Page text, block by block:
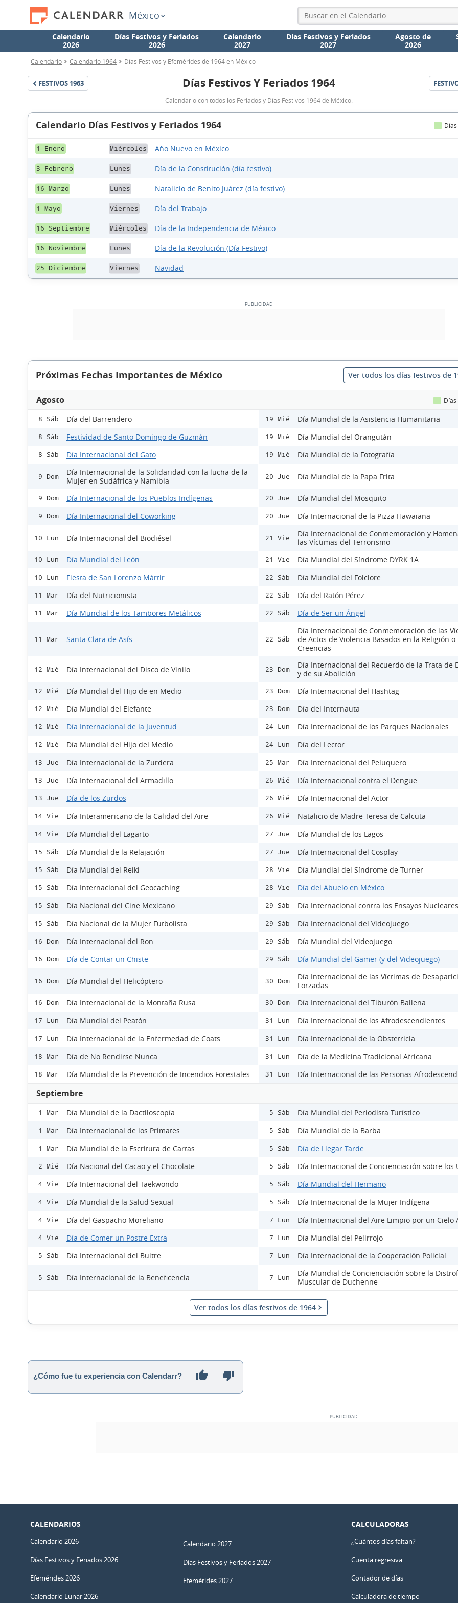
México
Calendario
2026
Días Festivos y Feriados
2026
Calendario
2027
Días Festivos y Feriados
2027
Agosto de
2026
Calendario Calendario 1964 Días Festivos y Efemérides de 1964 en México
FESTIVOS 1963
Días
Festivos
1964
Días Festivos Y Feriados 1964
Calendario con todos los Feriados y Días Festivos 1964 de México.
Calendario Días Festivos y Feriados 1964
1 Enero Miércoles Año Nuevo en México
3 Febrero Lunes Día de la Constitución (día festivo)
16 Marzo Lunes Natalicio de Benito Juárez (día festivo)
1 Mayo Viernes Día del Trabajo
16 Septiembre Miércoles Día de la Independencia de México
16 Noviembre Lunes Día de la Revolución (Día Festivo)
25 Diciembre Viernes Navidad
Próximas Fechas Importantes de México Ver todos los días festivos de
Agosto Días
8 Sáb Día del Barrendero
8 Sáb Festividad de Santo Domingo de Guzmán
8 Sáb Día Internacional del Gato
9 Dom
Día Internacional de la Solidaridad con la lucha de la
Mujer en Sudáfrica y Namibia
9 Dom Día Internacional de los Pueblos Indígenas
9 Dom Día Internacional del Coworking
10 Lun Día Internacional del Biodiésel
10 Lun Día Mundial del León
10 Lun Fiesta de San Lorenzo Mártir
11 Mar Día del Nutricionista
11 Mar Día Mundial de los Tambores Metálicos
11 Mar Santa Clara de Asís
12 Mié Día Internacional del Disco de Vinilo
12 Mié Día Mundial del Hijo de en Medio
12 Mié Día Mundial del Elefante
12 Mié Día Internacional de la Juventud
12 Mié Día Mundial del Hijo del Medio
13 Jue Día Internacional de la Zurdera
13 Jue Día Internacional del Armadillo
13 Jue Día de los Zurdos
14 Vie Día Interamericano de la Calidad del Aire
14 Vie Día Mundial del Lagarto
15 Sáb Día Mundial de la Relajación
15 Sáb Día Mundial del Reiki
15 Sáb Día Internacional del Geocaching
15 Sáb Día Nacional del Cine Mexicano
15 Sáb Día Nacional de la Mujer Futbolista
16 Dom Día Internacional del Ron
16 Dom Día de Contar un Chiste
16 Dom Día Mundial del Helicóptero
16 Dom Día Internacional de la Montaña Rusa
17 Lun Día Mundial del Peatón
17 Lun Día Internacional de la Enfermedad de Coats
18 Mar Día de No Rendirse Nunca
18 Mar Día Mundial de la Prevención de Incendios Forestales
19 Mié Día Mundial de la Asistencia Humanitaria
19 Mié Día Mundial del Orangután
19 Mié Día Mundial de la Fotografía
20 Jue Día Mundial de la Papa Frita
20 Jue Día Mundial del Mosquito
20 Jue Día Internacional de la Pizza Hawaiana
21 Vie
Día Internacional de Conmemoración y
las Víctimas del Terrorismo
21 Vie Día Mundial del Síndrome DYRK 1A
22 Sáb Día Mundial del Folclore
22 Sáb Día del Ratón Pérez
22 Sáb Día de Ser un Ángel
22 Sáb
Día Internacional de Conmemoración de las
de Actos de Violencia Basados en la Religión o
Creencias
23 Dom
Día Internacional del Recuerdo de la Trata de
y de su Abolición
23 Dom Día Internacional del Hashtag
23 Dom Día del Internauta
24 Lun Día Internacional de los Parques Nacionales
24 Lun Día del Lector
25 Mar Día Internacional del Peluquero
26 Mié Día Internacional contra el Dengue
26 Mié Día Internacional del Actor
26 Mié Natalicio de Madre Teresa de Calcuta
27 Jue Día Mundial de los Lagos
27 Jue Día Internacional del Cosplay
28 Vie Día Mundial del Síndrome de Turner
28 Vie Día del Abuelo en México
29 Sáb Día Internacional contra los Ensayos Nucleares
29 Sáb Día Internacional del Videojuego
29 Sáb Día Mundial del Videojuego
29 Sáb Día Mundial del Gamer (y del Videojuego)
30 Dom
Día Internacional de las Víctimas de
Forzadas
30 Dom Día Internacional del Tiburón Ballena
31 Lun Día Internacional de los Afrodescendientes
31 Lun Día Internacional de la Obstetricia
31 Lun Día de la Medicina Tradicional Africana
31 Lun Día Internacional de las Personas
Septiembre
1 Mar Día Mundial de la Dactiloscopía
1 Mar Día Internacional de los Primates
1 Mar Día Mundial de la Escritura de Cartas
2 Mié Día Nacional del Cacao y el Chocolate
4 Vie Día Internacional del Taekwondo
4 Vie Día Mundial de la Salud Sexual
4 Vie Día del Gaspacho Moreliano
4 Vie Día de Comer un Postre Extra
5 Sáb Día Internacional del Buitre
5 Sáb Día Internacional de la Beneficencia
5 Sáb Día Mundial del Periodista Turístico
5 Sáb Día Mundial de la Barba
5 Sáb Día de Llegar Tarde
5 Sáb Día Internacional de Concienciación sobre los
5 Sáb Día Mundial del Hermano
5 Sáb Día Internacional de la Mujer Indígena
7 Lun Día Internacional del Aire Limpio por un Cielo
7 Lun Día Mundial del Pelirrojo
7 Lun Día Internacional de la Cooperación Policial
7 Lun
Día Mundial de Concienciación sobre la
Muscular de Duchenne
Ver todos los días festivos de 1964
¿Cómo fue tu experiencia con Calendarr?
CALENDARIOS
Calendario 2026
Días Festivos y Feriados 2026
Efemérides 2026
Calendario Lunar 2026
Calendario 2027
Días Festivos y Feriados 2027
Efemérides 2027
CALCULADORAS
¿Cuántos días faltan?
Cuenta regresiva
Contador de días
Calculadora de tiempo